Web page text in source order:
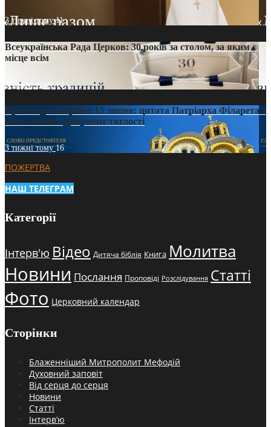
3 тижні тому11
Всеукраїнська Рада Церков: 30 років за столом, за яким є
місце всім
3 тижні тому12
Проповідь Епіфанія 15 липня: цитата Патріарха Філарета з
його амвона. Документ тяглості
3 тижні тому16
ПОЖЕРТВА
НАШ ТЕЛЕГРАМ
Категорії
Інтерв'ю Відео Дитяча біблія Книга Молитва
Новини Послання Проповіді Розслідування Статті
Фото Церковний календар
Сторінки
Блаженніший Митрополит Мефодій
Духовний заповіт
Від серця до серця
Новини
Статті
Інтерв’ю